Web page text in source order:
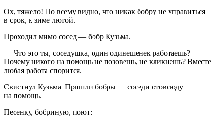
Ох, тяжело! По всему видно, что никак бобру не управиться
в срок, к зиме лютой.
Проходил мимо сосед — бобр Кузьма.
— Что это ты, соседушка, один одинешенек работаешь?
Почему никого на помощь не позовешь, не кликнешь? Вместе
любая работа спорится.
Свистнул Кузьма. Пришли бобры — соседи отовсюду
на помощь.
Песенку, бобриную, поют: